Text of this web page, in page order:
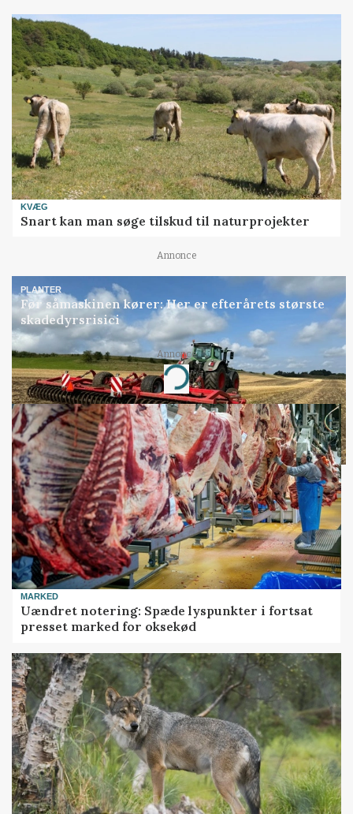
KVÆG
Snart kan man søge tilskud til naturprojekter
Annonce
PLANTER
Før såmaskinen kører: Her er efterårets største
skadedyrsrisici
Annonce
Loading...
MARKED
Uændret notering: Spæde lyspunkter i fortsat
presset marked for oksekød